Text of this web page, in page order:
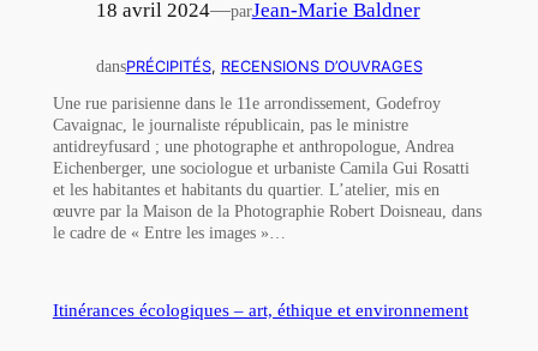
18 avril 2024—parJean-Marie Baldner
dansPRÉCIPITÉS, RECENSIONS D’OUVRAGES
Une rue parisienne dans le 11e arrondissement, Godefroy
Cavaignac, le journaliste républicain, pas le ministre
antidreyfusard ; une photographe et anthropologue, Andrea
Eichenberger, une sociologue et urbaniste Camila Gui Rosatti
et les habitantes et habitants du quartier. L’atelier, mis en
œuvre par la Maison de la Photographie Robert Doisneau, dans
le cadre de « Entre les images »…
Itinérances écologiques – art, éthique et environnement